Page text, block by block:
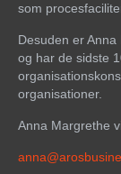
som
Desuden er
og har de sidste
organisationer.
Anna Margrethe
anna@